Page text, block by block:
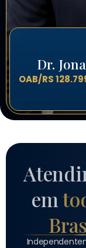
Dr.
OAB/RS
em